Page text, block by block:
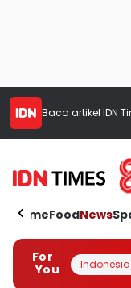
Baca artikel IDN
HomeFoodNews
For
You